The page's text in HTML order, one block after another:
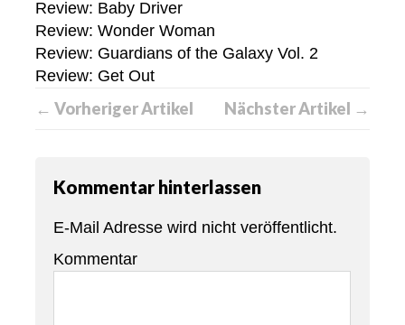
Review: Baby Driver
Review: Wonder Woman
Review: Guardians of the Galaxy Vol. 2
Review: Get Out
← Vorheriger Artikel Nächster Artikel →
Kommentar hinterlassen
E-Mail Adresse wird nicht veröffentlicht.
Kommentar